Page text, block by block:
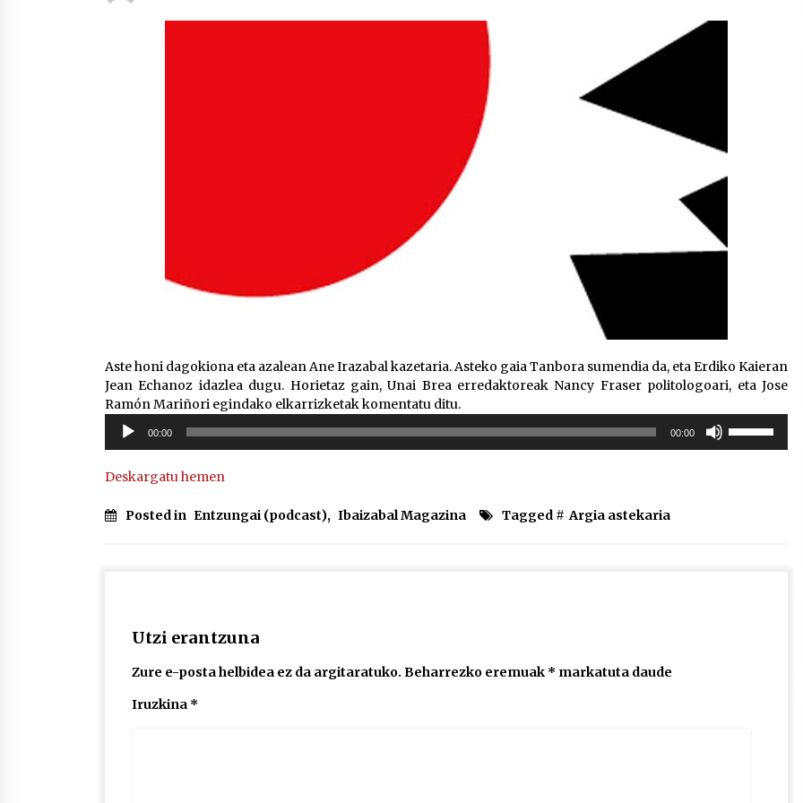
Larunbatean Plentziako Itsas
Martxa ospatuko da
2026/07/07
SOINUGELA: Paul McCartney eta
Aste honi dagokiona eta azalean Ane Irazabal kazetaria. Asteko gaia Tanbora sumendia da, eta Erdiko Kaieran
Jean Echanoz idazlea dugu. Horietaz gain, Unai Brea erredaktoreak Nancy Fraser politologoari, eta Jose
Ramón Mariñori egindako elkarrizketak komentatu ditu.
Soinu
erreproduzigailua
00:00 00:00
Deskargatu hemen
Posted in Entzungai (podcast), Ibaizabal Magazina Tagged # Argia astekaria
Utzi erantzuna
Zure e-posta helbidea ez da argitaratuko. Beharrezko eremuak * markatuta daude
Iruzkina *